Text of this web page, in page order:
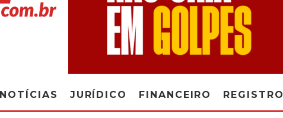
NOTÍCIAS JURÍDICO FINANCEIRO REGISTRO